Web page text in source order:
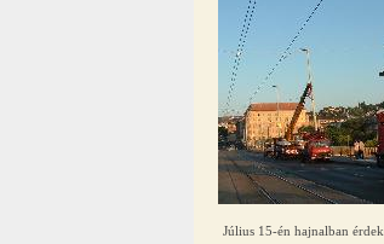
Július 15-én hajnalban